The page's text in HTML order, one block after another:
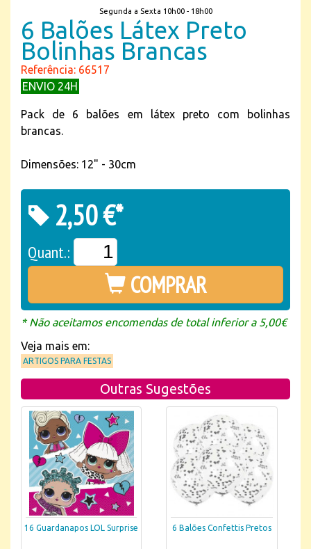
Segunda a Sexta 10h00 - 18h00
6 Balões Látex Preto
Bolinhas Brancas
Referência: 66517
ENVIO 24H
Pack de 6 balões em látex preto com bolinhas
brancas.
Dimensões: 12" - 30cm
2,50 €*
Quant.:
COMPRAR
* Não aceitamos encomendas de total inferior a 5,00€
Veja mais em:
ARTIGOS PARA FESTAS
Outras Sugestões
16 Guardanapos LOL Surprise 6 Balões Confettis Pretos